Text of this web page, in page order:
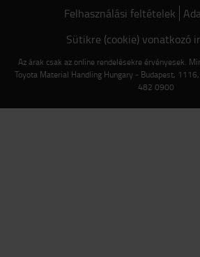
Felhasználási feltételek
Sütikre (cookie) vonatkozó
Az árak csak az online rendelésekre érvényesek.
Toyota Material Handling Hungary - Budapest,
482 0900